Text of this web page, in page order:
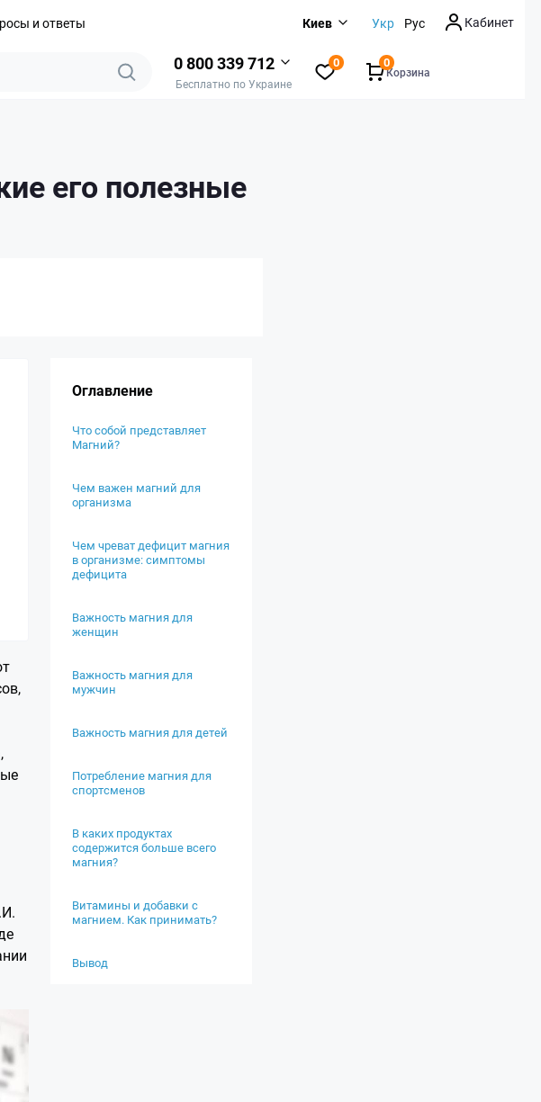
и ответы Киев Укр Рус Кабинет
0 800 339 712
Бесплатно по Украине
0
Корзина
0
его полезные
Оглавление
Что собой представляет
Магний?
Чем важен магний для
организма
Чем чреват дефицит магния
в организме: симптомы
дефицита
Важность магния для
женщин
Важность магния для
мужчин
Важность магния для детей
Потребление магния для
спортсменов
В каких продуктах
содержится больше всего
магния?
Витамины и добавки с
магнием. Как принимать?
Вывод